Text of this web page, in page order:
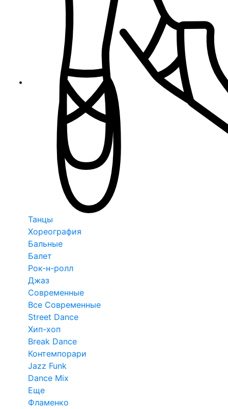
Танцы
Хореография
Бальные
Балет
Рок-н-ролл
Джаз
Современные
Все Современные
Street Dance
Хип-хоп
Break Dance
Контемпорари
Jazz Funk
Dance Mix
Еще
Фламенко